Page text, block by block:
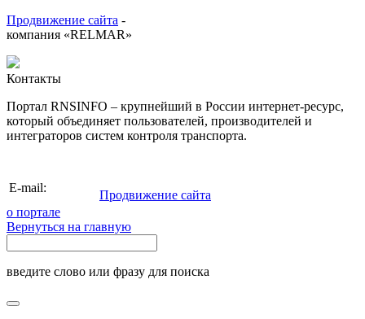
Продвижение сайта -
компания «RELMAR»
Контакты
Портал RNSINFO – крупнейший в России интернет-ресурс,
который объединяет пользователей, производителей и
интеграторов систем контроля транспорта.
E-mail:
Продвижение сайта
о портале
Вернуться на главную
введите слово или фразу для поиска